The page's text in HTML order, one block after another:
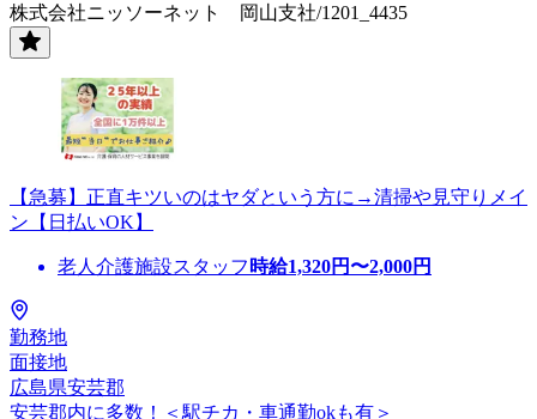
株式会社ニッソーネット 岡山支社/1201_4435
【急募】正直キツいのはヤダという方に→清掃や見守りメイ
ン【日払いOK】
老人介護施設スタッフ 時給1,320円〜2,000円
勤務地
面接地
広島県安芸郡
安芸郡内に多数！＜駅チカ・車通勤okも有＞